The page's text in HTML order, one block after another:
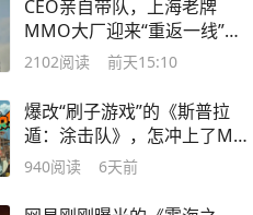
CEO亲自带队，上海老牌
MMO大厂迎来“重返一线”的
机会
2102阅读 前天15:10
爆改“刷子游戏”的《斯普拉
遁：涂击队》，怎冲上了MC
评分Top10
940阅读 6天前